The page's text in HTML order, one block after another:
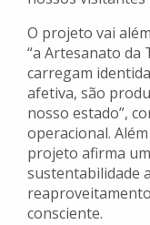
O projeto vai
“a Artesanato
carregam
afetiva, são
nosso estado”,
operacional.
projeto afirma
sustentabilidade
consciente.